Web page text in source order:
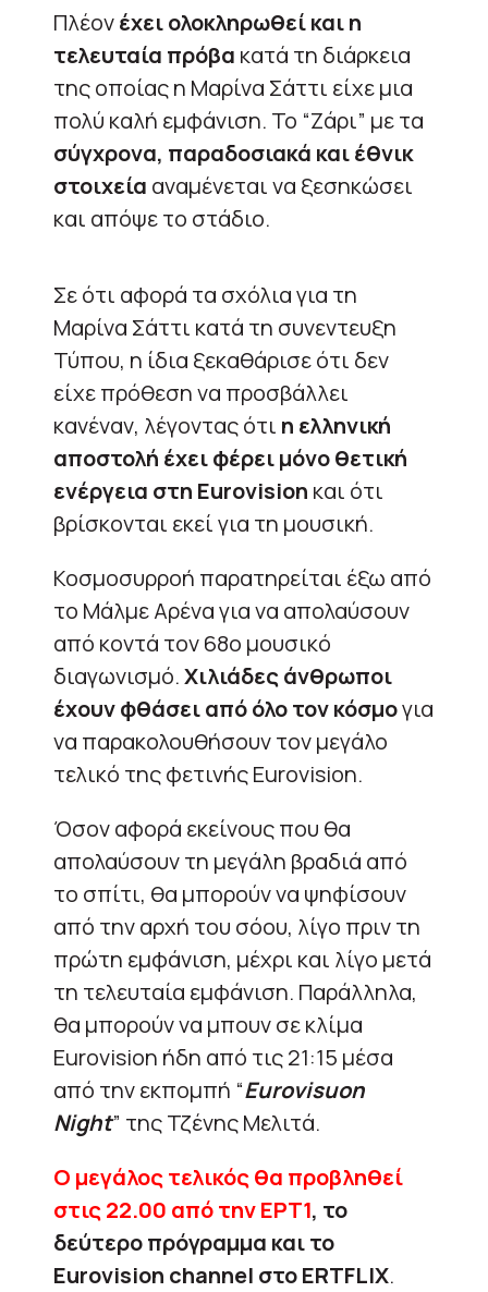
Πλέονέχει ολοκληρωθεί και η
τελευταία πρόβα κατά τη διάρκεια
της οποίας η Μαρίνα Σάττι είχε μια
πολύ καλή εμφάνιση. Το “Ζάρι” με τα
σύγχρονα, παραδοσιακά και έθνικ
στοιχεία αναμένεται να ξεσηκώσει
και απόψε το στάδιο.
Σε ότι αφορά τα σχόλια για τη
Μαρίνα Σάττι κατά τη συνεντευξη
Τύπου, η ίδια ξεκαθάρισε ότι δεν
είχε πρόθεση να προσβάλλει
κανέναν, λέγοντας ότι η ελληνική
αποστολή έχει φέρει μόνο θετική
ενέργεια στη Eurovision και ότι
βρίσκονται εκεί για τη μουσική.
Κοσμοσυρροή παρατηρείται έξω από
το Μάλμε Αρένα για να απολαύσουν
από κοντά τον 68ο μουσικό
διαγωνισμό.Χιλιάδες άνθρωποι
έχουν φθάσει από όλο τον κόσμογια
να παρακολουθήσουν τον μεγάλο
τελικό της φετινής Eurovision.
Όσον αφορά εκείνους που θα
απολαύσουν τη μεγάλη βραδιά από
το σπίτι, θα μπορούν να ψηφίσουν
από την αρχή του σόου, λίγο πριν τη
πρώτη εμφάνιση, μέχρι και λίγο μετά
τη τελευταία εμφάνιση. Παράλληλα,
θα μπορούν να μπουν σε κλίμα
Eurovision ήδη από τις 21:15 μέσα
από την εκπομπή “Eurovisuon
Night” της Τζένης Μελιτά.
Ο μεγάλος τελικός θα προβληθεί
στις 22.00 από την ΕΡΤ1, το
δεύτερο πρόγραμμα και το
Eurovision channel στοERTFLIX.